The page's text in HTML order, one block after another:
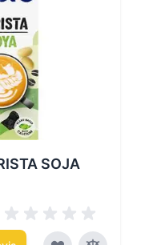
disponibles :
SOJA